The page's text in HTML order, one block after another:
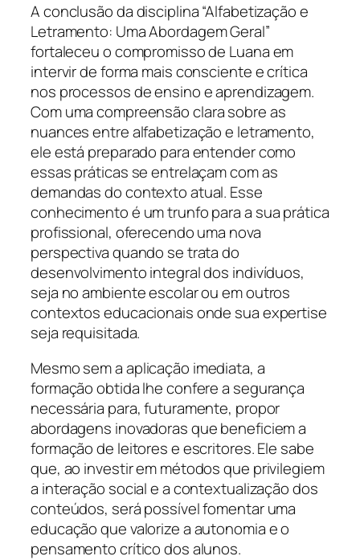
A conclusão da disciplina “Alfabetização e
Letramento: Uma Abordagem Geral”
fortaleceu o compromisso de Luana em
intervir de forma mais consciente e crítica
nos processos de ensino e aprendizagem.
Com uma compreensão clara sobre as
nuances entre alfabetização e letramento,
ele está preparado para entender como
essas práticas se entrelaçam com as
demandas do contexto atual. Esse
conhecimento é um trunfo para a sua prática
profissional, oferecendo uma nova
perspectiva quando se trata do
desenvolvimento integral dos indivíduos,
seja no ambiente escolar ou em outros
contextos educacionais onde sua expertise
seja requisitada.
Mesmo sem a aplicação imediata, a
formação obtida lhe confere a segurança
necessária para, futuramente, propor
abordagens inovadoras que beneficiem a
formação de leitores e escritores. Ele sabe
que, ao investir em métodos que privilegiem
a interação social e a contextualização dos
conteúdos, será possível fomentar uma
educação que valorize a autonomia e o
pensamento crítico dos alunos.